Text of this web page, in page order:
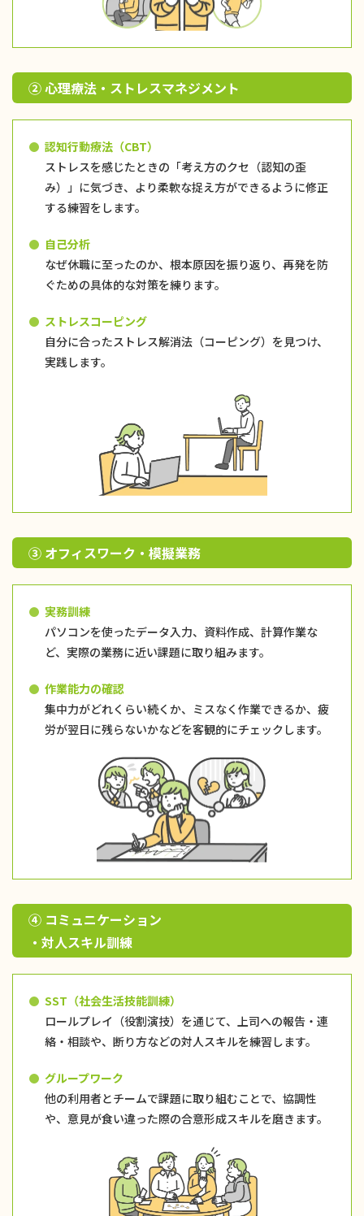
② 心理療法・ストレスマネジメント
認知行動療法（CBT）
ストレスを感じたときの「考え方のクセ（認知の歪
み）」に気づき、より柔軟な捉え方ができるように修正
する練習をします。
自己分析
なぜ休職に至ったのか、根本原因を振り返り、再発を防
ぐための具体的な対策を練ります。
ストレスコーピング
自分に合ったストレス解消法（コーピング）を見つけ、
実践します。
③ オフィスワーク・模擬業務
実務訓練
パソコンを使ったデータ入力、資料作成、計算作業な
ど、実際の業務に近い課題に取り組みます。
作業能力の確認
集中力がどれくらい続くか、ミスなく作業できるか、疲
労が翌日に残らないかなどを客観的にチェックします。
④ コミュニケーション
・対人スキル訓練
SST（社会生活技能訓練）
ロールプレイ（役割演技）を通じて、上司への報告・連
絡・相談や、断り方などの対人スキルを練習します。
グループワーク
他の利用者とチームで課題に取り組むことで、協調性
や、意見が食い違った際の合意形成スキルを磨きます。